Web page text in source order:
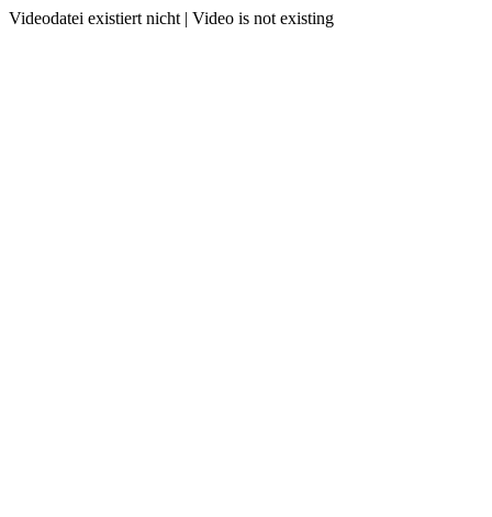
Videodatei existiert nicht | Video is not existing